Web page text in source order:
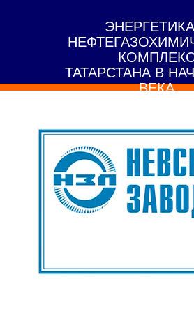
ТАТАРСТАНА В
ВЕКА